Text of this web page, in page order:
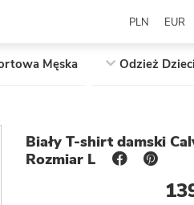
PLN EUR
Męska Odzież
Biały T-shirt damski
Rozmiar L